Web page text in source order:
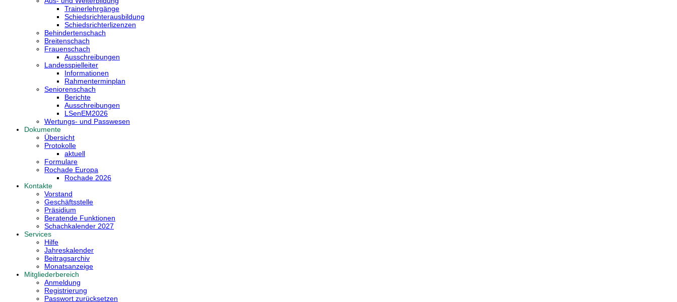
Trainerlehrgänge
Schiedsrichterausbildung
Schiedsrichterlizenzen
Behindertenschach
Breitenschach
Frauenschach
Ausschreibungen
Landesspielleiter
Informationen
Rahmenterminplan
Seniorenschach
Berichte
Ausschreibungen
LSenEM2026
Wertungs- und Passwesen
Dokumente
Übersicht
Protokolle
aktuell
Formulare
Rochade Europa
Rochade 2026
Kontakte
Vorstand
Geschäftsstelle
Präsidium
Beratende Funktionen
Schachkalender 2027
Services
Hilfe
Jahreskalender
Beitragsarchiv
Monatsanzeige
Mitgliederbereich
Anmeldung
Registrierung
Passwort zurücksetzen